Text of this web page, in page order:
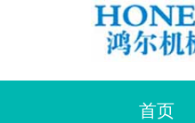
首页